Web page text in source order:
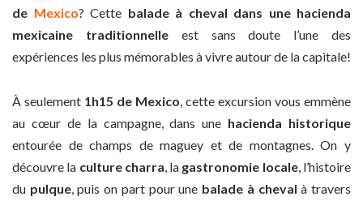
de Mexico? Cette balade à cheval dans une hacienda
mexicaine traditionnelleest sans doute l’une des
expériences les plus mémorables à vivre autour de la capitale!
À seulement 1h15 de Mexico , cette excursion vous emmène
au cœur de la campagne, dans une hacienda historique
entourée de champs de maguey et de montagnes. On y
découvre la culture charra , la gastronomie locale, l’histoire
du pulque, puis on part pour une balade à cheval à travers